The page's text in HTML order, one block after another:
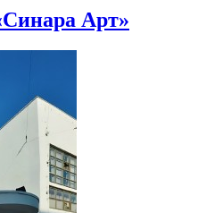
Арт»